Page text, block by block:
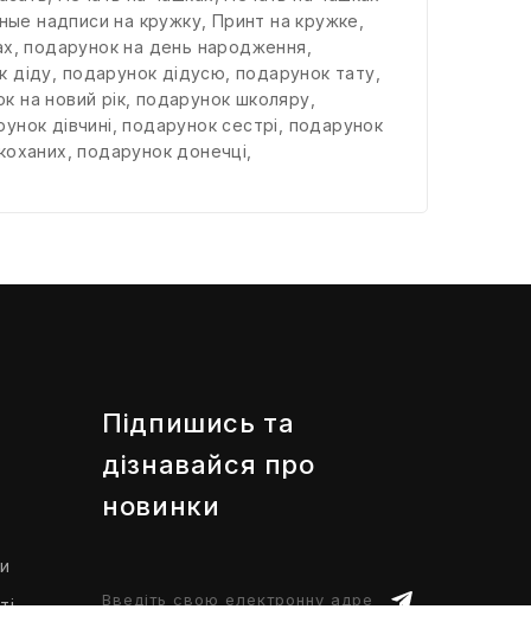
надписи на кружку Принт на кружке
,подарунок на день народження
діду подарунок дідусю подарунок тату
на новий рік подарунок школяру
дівчині ,подарунок сестрі
подарунок
,подарунок донечці
Підпишись та
дізнавайся про
новинки